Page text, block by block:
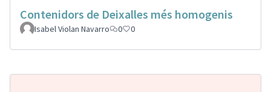
Contenidors de Deixalles més homogenis
Isabel Violan Navarro 0 0